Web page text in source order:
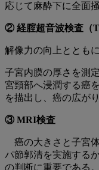
応じて麻酔下に全面
② 経腟超音波検査（
解像力の向上ととも
子宮内膜の厚さを測
宮頸部へ浸潤する癌
を描出し、癌の広が
③ MRI検査
癌の大きさと子宮
パ節郭清を実施する
の判断に重要である。